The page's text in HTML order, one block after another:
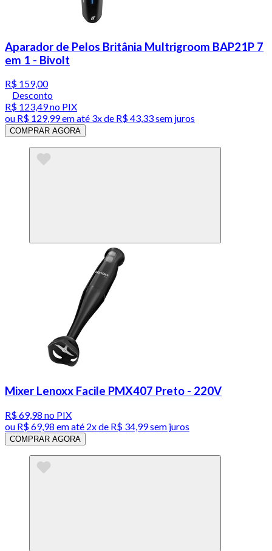
Aparador de Pelos Britânia Multrigroom BAP21P 7
em 1 - Bivolt
R$ 159,00
Desconto
R$ 123,49no PIX
ou R$ 129,99em até 3x de R$ 43,33 sem juros
COMPRAR AGORA
Mixer Lenoxx Facile PMX407 Preto - 220V
R$ 69,98 no PIX
ou R$ 69,98 em até 2x de R$ 34,99 sem juros
COMPRAR AGORA